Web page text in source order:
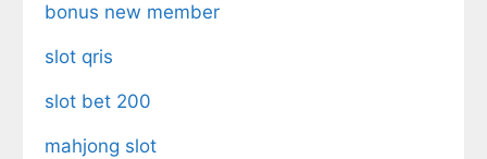
bonus new member
slot qris
slot bet 200
mahjong slot